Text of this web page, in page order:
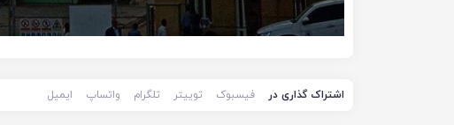
اشتراک گذاری در فیسبوک توییتر تلگرام واتساپ ایمیل